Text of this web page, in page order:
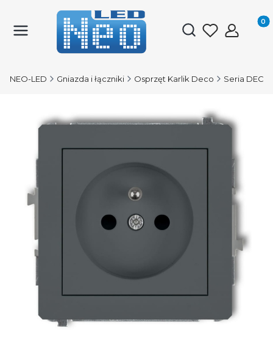
Otwórz
NEO-LED Gniazda i łączniki Osprzęt Karlik Deco Seria